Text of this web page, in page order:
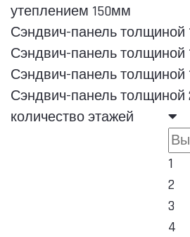
утеплением 150мм
Сэндвич-панель толщиной
Сэндвич-панель толщиной
Сэндвич-панель толщиной
Сэндвич-панель толщиной
количество этажей
1
2
3
4